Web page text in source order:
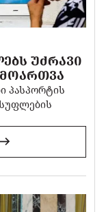
ᲣᲫᲠᲐᲕᲘ
პასპორტის